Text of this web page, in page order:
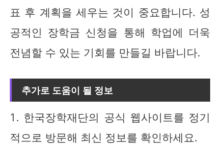
표 후 계획을 세우는 것이 중요합니다. 성
공적인 장학금 신청을 통해 학업에 더욱
전념할 수 있는 기회를 만들길 바랍니다.
추가로 도움이 될 정보
1. 한국장학재단의 공식 웹사이트를 정기
적으로 방문해 최신 정보를 확인하세요.